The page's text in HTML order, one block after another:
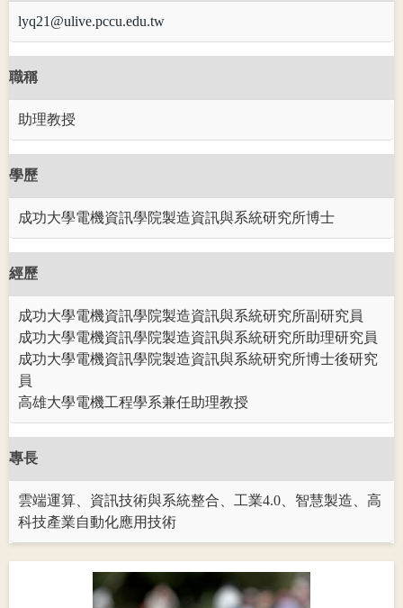
lyq21@ulive.pccu.edu.tw
職稱
助理教授
學歷
成功大學電機資訊學院製造資訊與系統研究所博士
經歷
成功大學電機資訊學院製造資訊與系統研究所副研究員
成功大學電機資訊學院製造資訊與系統研究所助理研究員
成功大學電機資訊學院製造資訊與系統研究所博士後研究
員
高雄大學電機工程學系兼任助理教授
專長
雲端運算、資訊技術與系統整合、工業4.0、智慧製造、高
科技產業自動化應用技術